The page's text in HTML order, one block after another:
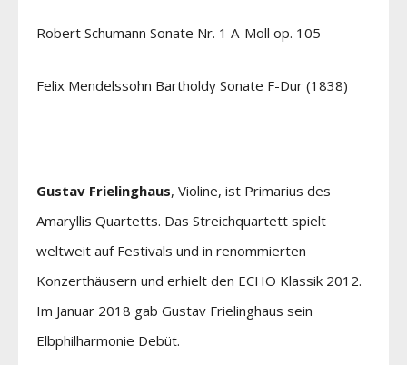
Robert Schumann Sonate Nr. 1 A-Moll op. 105
Felix Mendelssohn Bartholdy Sonate F-Dur (1838)
Gustav Frielinghaus, Violine, ist Primarius des
Amaryllis Quartetts. Das Streichquartett spielt
weltweit auf Festivals und in renommierten
Konzerthäusern und erhielt den ECHO Klassik 2012.
Im Januar 2018 gab Gustav Frielinghaus sein
Elbphilharmonie Debüt.